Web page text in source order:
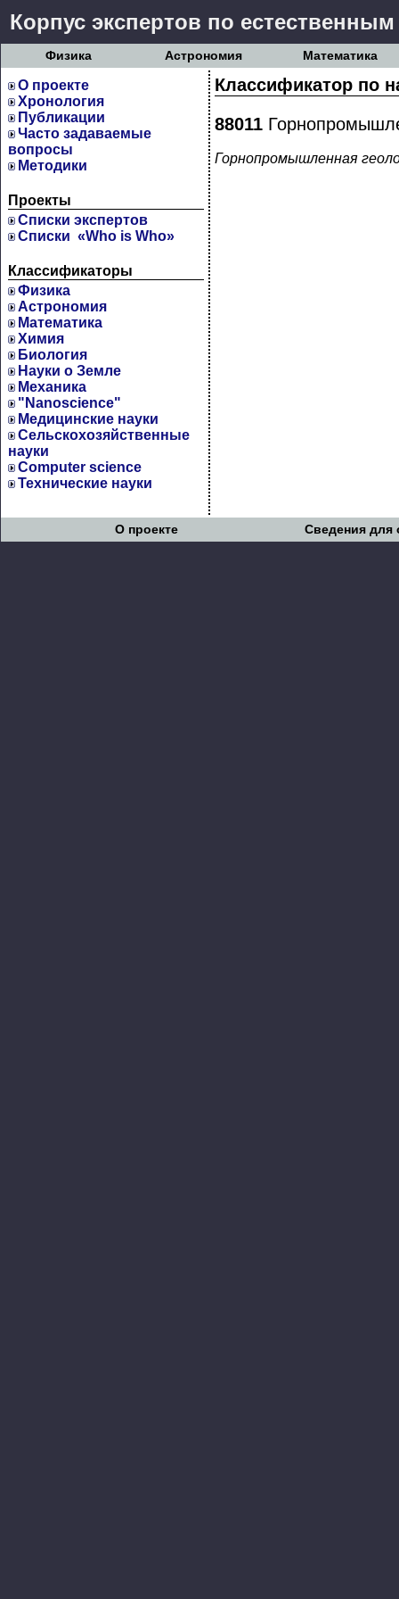
Корпус экспертов по
Физика Астрономия Математика
О проекте
Хронология
Публикации
Часто задаваемые
вопросы
Методики
Проекты
Cписки экспертов
Списки «Who is Who»
Классификаторы
Физика
Астрономия
Математика
Химия
Биология
Науки о Земле
Механика
"Nanoscience"
Медицинские науки
Сельскохозяйственные
науки
Computer science
Технические науки
Классификатор по
88011
Горнопромышленная
О проекте Сведения для